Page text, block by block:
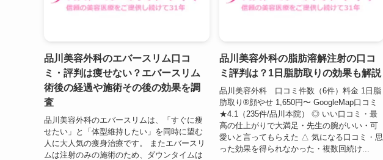
品川美容外科のエバースリム口コ
ミ・評判は痩せない？エバースリム
術後の経過や施術その後の効果を調
査
品川美容外科のエバースリムは、「すぐに痩
せたい」と「体型維持したい」を同時に望む
人に大人気の痩身治療です。 またエバースリ
ムは注射のみの施術のため、ダウンタイムは
品川美容外科の脂肪溶解注射の口コ
ミ評判は？1日脂肪取りの効果も解説
品川美容外科 口コミ件数（6件）料金 1日脂
肪取り®顔やせ 1,650円〜 GoogleMap口コミ
★4.1（235件/品川本院） ◎ いい口コミ・最
高の仕上がりで大満足・先生の腕がいい・可
愛いと言ってもらえた △ 気になる口コミ・思
った効果を得られなかった・複数回続け...